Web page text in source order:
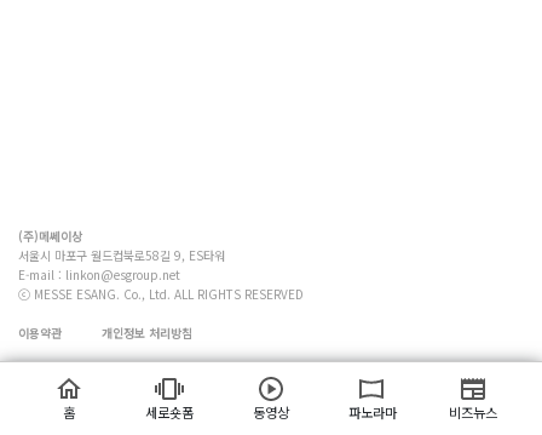
(주)메쎄이상
서울시 마포구 월드컵북로58길 9, ES타워
E-mail : linkon@esgroup.net
ⓒ MESSE ESANG. Co., Ltd. ALL RIGHTS RESERVED
이용약관 개인정보 처리방침
홈 세로숏폼 동영상 파노라마 비즈뉴스